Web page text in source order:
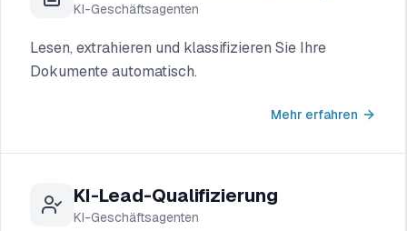
KI-Geschäftsagenten
Lesen, extrahieren und klassifizieren Sie Ihre
Dokumente automatisch.
Mehr erfahren
KI-Lead-Qualifizierung
KI-Geschäftsagenten